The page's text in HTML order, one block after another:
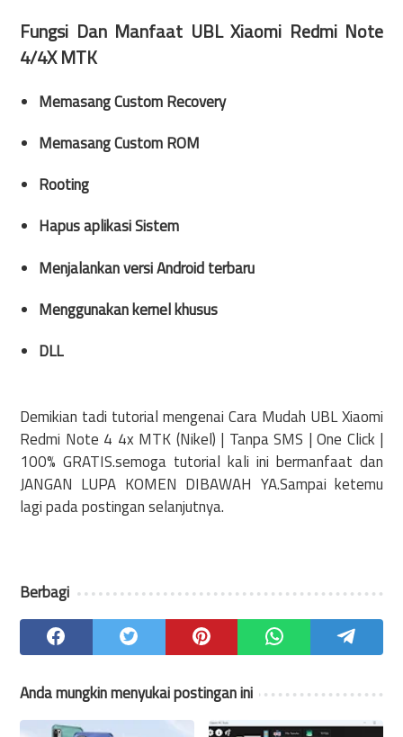
Fungsi Dan Manfaat UBL Xiaomi Redmi Note
4/4X MTK
Memasang Custom Recovery
Memasang Custom ROM
Rooting
Hapus aplikasi Sistem
Menjalankan versi Android terbaru
Menggunakan kernel khusus
DLL
Demikian tadi tutorial mengenai Cara Mudah UBL Xiaomi
Redmi Note 4 4x MTK (Nikel) | Tanpa SMS | One Click |
100% GRATIS.semoga tutorial kali ini bermanfaat dan
JANGAN LUPA KOMEN DIBAWAH YA.Sampai ketemu
lagi pada postingan selanjutnya.
Berbagi
Anda mungkin menyukai postingan ini